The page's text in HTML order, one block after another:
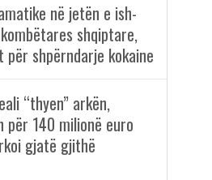
në jetën e ish-
shqiptare,
shpërndarje kokaine
“thyen” arkën,
për 140 milionë euro
gjatë gjithë